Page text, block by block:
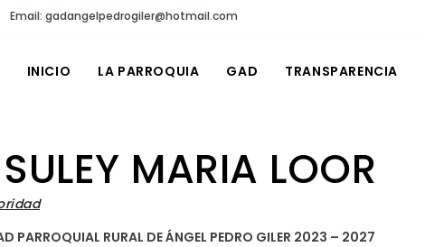
Email: gadangelpedrogiler@hotmail.com
INICIO LA PARROQUIA GAD TRANSPARENCIA
MARIA LOOR
PARROQUIAL RURAL DEÁNGEL PEDRO GILER 2023 – 2027